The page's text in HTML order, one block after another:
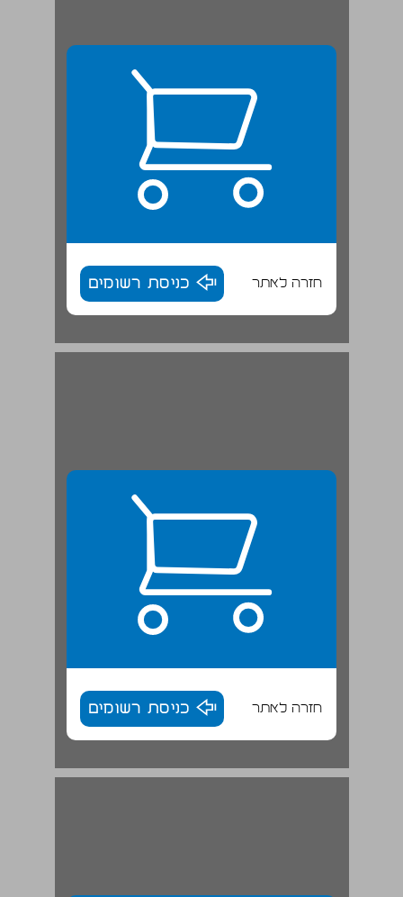
חזרה לאתר כניסת רשומים
פרק 1. מודל למערכת פנסיה ציבורית ... 19
חזרה לאתר כניסת רשומים